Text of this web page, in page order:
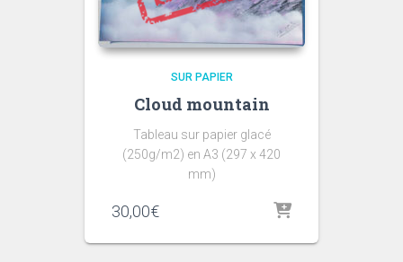
SUR PAPIER
Cloud mountain
Tableau sur papier glacé
(250g/m2) en A3 (297 x 420
mm)
30,00€